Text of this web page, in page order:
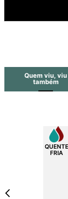
Quem viu, viu
também